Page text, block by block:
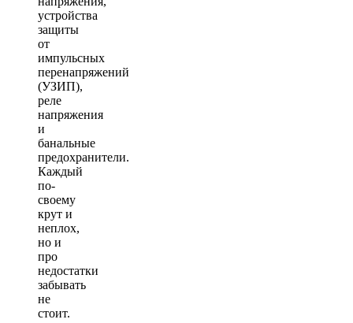
устройства
защиты
от
импульсных
перенапряжений
(УЗИП),
реле
напряжения
и
банальные
предохранители.
Каждый
по-
своему
крут и
неплох,
но и
про
недостатки
забывать
не
стоит.